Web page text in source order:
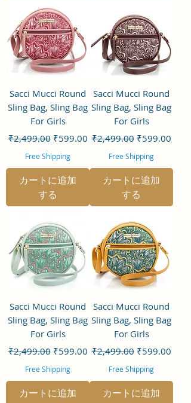
Sacci Mucci Round
Sling Bag, Sling Bag
For Girls
通常価格
₹2,499.00 セール価格
₹599.00
Free Shipping
カートに追加
する
Sacci Mucci Round
Sling Bag, Sling Bag
For Girls
通常価格
₹2,499.00 セール価格
₹599.00
Free Shipping
カートに追加
する
Sacci Mucci Round
Sling Bag, Sling Bag
For Girls
通常価格
₹2,499.00 セール価格
₹599.00
Free Shipping
カートに追加
Sacci Mucci Round
Sling Bag, Sling Bag
For Girls
通常価格
₹2,499.00 セール価格
₹599.00
Free Shipping
カートに追加